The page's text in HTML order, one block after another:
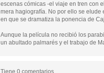
escenas cómicas -el viaje en tren con
mera hagiografía. No por ello se elude
en que se dramatiza la ponencia de
Aunque la película no recibió los
un abultado palmarés y el trabajo de
Tiene 0 comentarios